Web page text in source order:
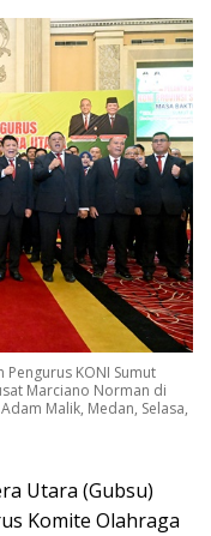
KONI Sumut
Marciano Norman di
Malik, Medan, Selasa,
Utara (Gubsu)
Komite Olahraga